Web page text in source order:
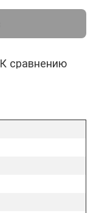
К сравнению